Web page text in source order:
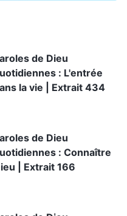
de Dieu
: L'entrée
la vie | Extrait 434
de Dieu
: Connaître
| Extrait 166